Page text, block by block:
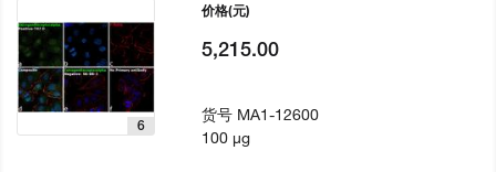
6
价格(元)
5,215.00
货号 MA1-12600
100 µg